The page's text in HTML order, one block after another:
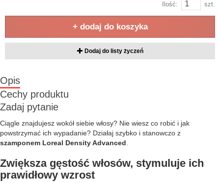
Ilość: szt.
+ dodaj do koszyka
Dodaj do listy życzeń
Opis
Cechy produktu
Zadaj pytanie
Ciągle znajdujesz wokół siebie włosy? Nie wiesz co robić i jak
powstrzymać ich wypadanie? Działaj szybko i stanowczo z
szamponem Loreal Density Advanced
Zwiększa gęstość włosów, stymuluje ich
prawidłowy wzrost